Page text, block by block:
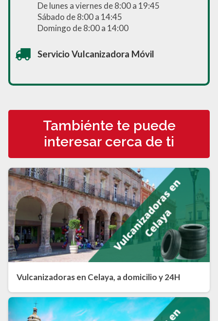
De lunes a viernes de 8:00 a 19:45
Sábado de 8:00 a 14:45
Domingo de 8:00 a 14:00
Servicio Vulcanizadora Móvil
Tambiénte te puede
interesar cerca de ti
Vulcanizadoras en Celaya, a domicilio y 24H